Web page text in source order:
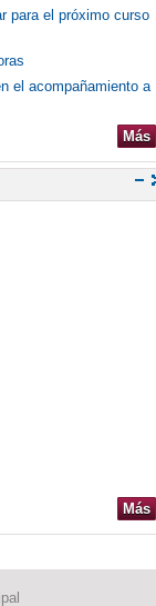
para el próximo curso
el acompañamiento a
Más
Más